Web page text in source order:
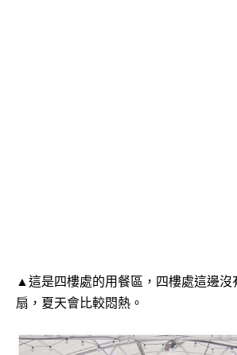
▲這是四樓處的用餐區，四樓處這邊沒
扇，夏天會比較悶熱。